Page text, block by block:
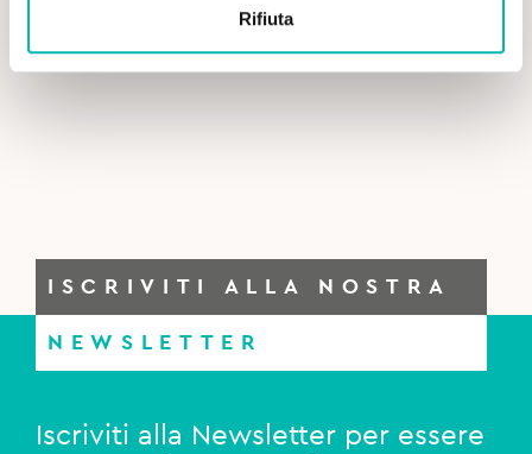
Rifiuta
ISCRIVITI ALLA NOSTRA
NEWSLETTER
Iscriviti alla Newsletter per essere